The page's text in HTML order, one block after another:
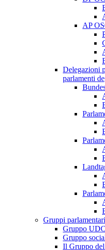
AP
Delegazioni
parlamenti
Gruppi parlamentari
Gruppo UDC
Gruppo
Il Gruppo